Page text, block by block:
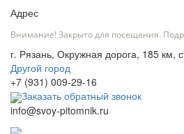
Адрес
Внимание! Закрыто для посещения.
г. Рязань, Окружная дорога, 185 км,
Другой город
+7 (931) 009-29-16
Заказать обратный звонок
info@svoy-pitomnik.ru